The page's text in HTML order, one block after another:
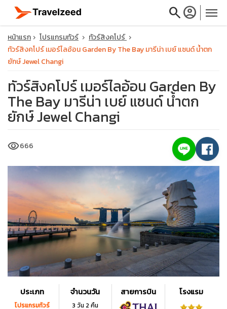
searchaccount_circle menu
close
travel_explore
calendar_month
search
หน้าแรก โปรแกรมทัวร์
ทัวร์สิงคโปร์
ทัวร์สิงคโปร์ เมอร์ไลอ้อน Garden By The Bay มารีน่า เบย์ แซนด์ น้ำตก
ยักษ์ Jewel Changi
ทัวร์สิงคโปร์ เมอร์ไลอ้อน Garden By
The Bay มารีน่า เบย์ แซนด์ น้ำตก
ยักษ์ Jewel Changi
visibility666
ประเภท
โปรแกรมทัวร์
จำนวนวัน
3 วัน 2 คืน
สายการบิน โรงแรม